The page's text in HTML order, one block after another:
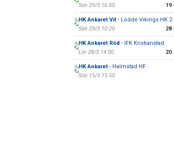
Sön 29/3 16:00
19
HK Ankaret Vit- Lödde Vikings HK 2
Sön 29/3 10:20
28
HK Ankaret Röd - IFK Kristianstad
Lör 28/3 14:00
20
HK Ankaret- Halmstad HF
Sön 15/3 15:50